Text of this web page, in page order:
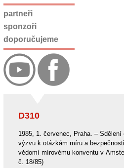
D310
1985, 1. červenec, Praha. –
výzvu k otázkám míru a
vědomí mírovému konventu v
č. 18/85)
partneři
sponzoři
doporučujeme